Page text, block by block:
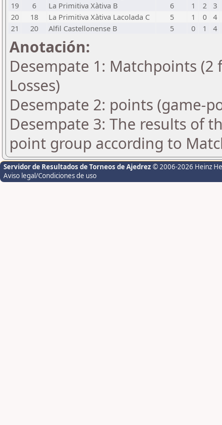
19
6 La Primitiva Xàtiva B 6 1 2
3
20
18 La Primitiva Xàtiva Lacolada C 5 1 0
4
21
20 Alfil Castellonense B 5 0 1 4
Anotación:
Desempate 1: Matchpoints
Losses)
Desempate 2: points (game-
Desempate 3: The results of
point group according to
Servidor de Resultados de Torneos de Ajedrez © 2006-2026 Heinz
Aviso legal/Condiciones de uso